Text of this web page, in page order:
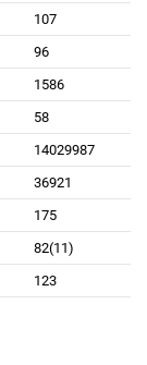
107
96
1586
58
14029987
36921
175
82(11)
123